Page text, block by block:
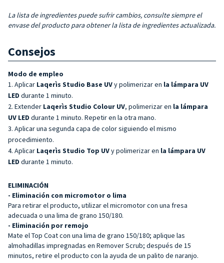
La lista de ingredientes puede sufrir cambios, consulte siempre el
envase del producto para obtener la lista de ingredientes actualizada.
Consejos
Modo de empleo
Aplicar Laqerìs Studio Base UVy polimerizar en la lámpara UV
LED durante 1 minuto.
Extender Laqerìs Studio Colour UV, polimerizar en la lámpara
UV LED durante 1 minuto. Repetir en la otra mano.
Aplicar una segunda capa de color siguiendo el mismo
procedimiento.
Aplicar Laqerìs Studio Top UVy polimerizar en la lámpara UV
LED durante 1 minuto.
ELIMINACIÓN
- Eliminación con micromotor o lima
Para retirar el producto, utilizar el micromotor con una fresa
adecuada o una lima de grano 150/180.
- Eliminación por remojo
Mate el Top Coat con una lima de grano 150/180; aplique las
almohadillas impregnadas en Remover Scrub; después de 15
minutos, retire el producto con la ayuda de un palito de naranjo.